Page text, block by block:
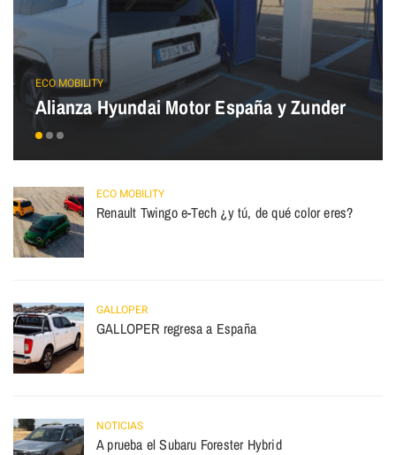
ECO MOBILITY
Alianza Hyundai Motor España y Zunder
ECO MOBILITY
Renault Twingo e-Tech ¿y tú, de qué color eres?
GALLOPER
GALLOPER regresa a España
NOTICIAS
A prueba el Subaru Forester Hybrid